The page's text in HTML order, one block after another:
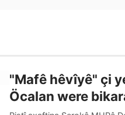
"Mafê hêvîyê" çi
Öcalan were